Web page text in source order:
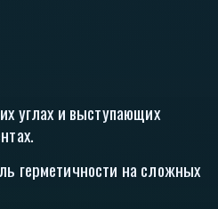
углах и выступающих
герметичности на сложных